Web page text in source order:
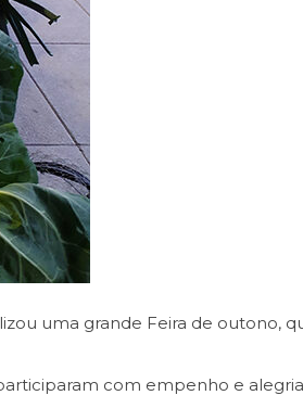
uma grande Feira de outono,
com empenho e